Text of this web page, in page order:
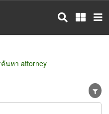
นหา attorney